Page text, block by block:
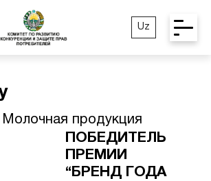
Uz
Молочная продукция
ПОБЕДИТЕЛЬ
ПРЕМИИ
“БРЕНД ГОДА